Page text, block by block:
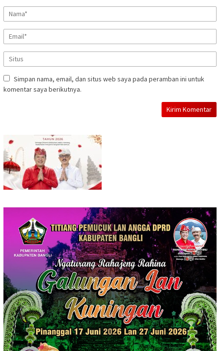
Simpan nama, email, dan situs web saya pada peramban ini untuk
komentar saya berikutnya.